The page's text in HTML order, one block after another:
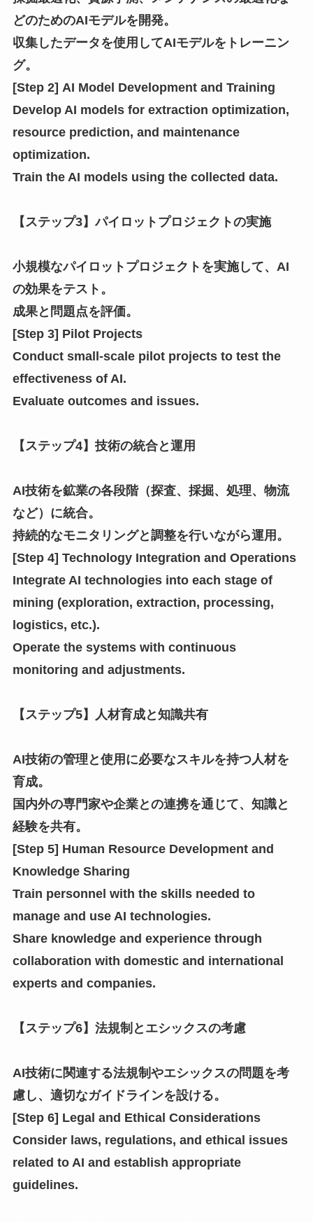
どのためのAIモデルを開発。
収集したデータを使用してAIモデルをトレーニン
グ。
[Step 2] AI Model Development and Training
Develop AI models for extraction optimization,
resource prediction, and maintenance
optimization.
Train the AI models using the collected data.
【ステップ3】パイロットプロジェクトの実施
小規模なパイロットプロジェクトを実施して、AI
の効果をテスト。
成果と問題点を評価。
[Step 3] Pilot Projects
Conduct small-scale pilot projects to test the
effectiveness of AI.
Evaluate outcomes and issues.
【ステップ4】技術の統合と運用
AI技術を鉱業の各段階（探査、採掘、処理、物流
など）に統合。
持続的なモニタリングと調整を行いながら運用。
[Step 4] Technology Integration and Operations
Integrate AI technologies into each stage of
mining (exploration, extraction, processing,
logistics, etc.).
Operate the systems with continuous
monitoring and adjustments.
【ステップ5】人材育成と知識共有
AI技術の管理と使用に必要なスキルを持つ人材を
育成。
国内外の専門家や企業との連携を通じて、知識と
経験を共有。
[Step 5] Human Resource Development and
Knowledge Sharing
Train personnel with the skills needed to
manage and use AI technologies.
Share knowledge and experience through
collaboration with domestic and international
experts and companies.
【ステップ6】法規制とエシックスの考慮
AI技術に関連する法規制やエシックスの問題を考
慮し、適切なガイドラインを設ける。
[Step 6] Legal and Ethical Considerations
Consider laws, regulations, and ethical issues
related to AI and establish appropriate
guidelines.